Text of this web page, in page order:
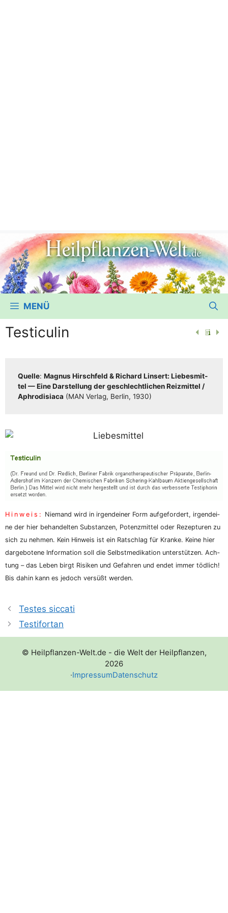
MENÜ
Testiculin
Quel­le: Magnus Hirsch­feld & Richard Lin­sert: Lie­bes­mit­
tel — Eine Dar­stel­lung der geschlecht­li­chen Reiz­mit­tel /​​
Aphro­di­sia­ca (MAN Ver­lag, Ber­lin, 1930)
Hin­weis: Nie­mand wird in irgend­ei­ner Form auf­ge­for­dert, irgend­ei­
ne der hier behan­del­ten Sub­stan­zen, Potenz­mit­tel oder Rezep­tu­ren zu
sich zu neh­men. Kein Hin­weis ist ein Rat­schlag für Kran­ke. Kei­ne hier
dar­ge­bo­te­ne Infor­ma­ti­on soll die Selbst­me­di­ka­ti­on unter­stüt­zen. Ach­
tung – das Leben birgt Risi­ken und Gefah­ren und endet immer töd­lich!
Bis dahin kann es jedoch ver­süßt werden.
Testes siccati
Testifortan
© Heilpflanzen-Welt.de - die Welt der Heilpflanzen,
2026
·ImpressumDatenschutz